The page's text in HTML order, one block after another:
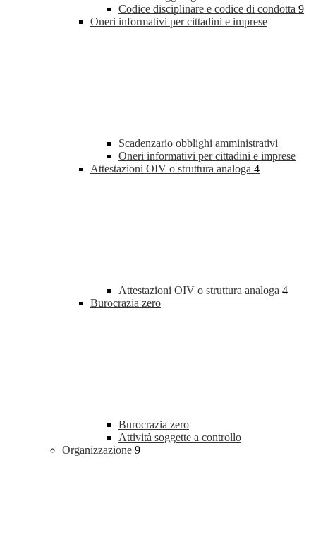
Codice disciplinare e codice di condotta 9
Oneri informativi per cittadini e imprese
Scadenzario obblighi amministrativi
Oneri informativi per cittadini e imprese
Attestazioni OIV o struttura analoga 4
Attestazioni OIV o struttura analoga 4
Burocrazia zero
Burocrazia zero
Attività soggette a controllo
Organizzazione 9